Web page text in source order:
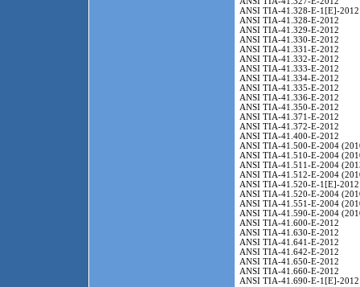
ANSI TIA-41.328-E-1[E]-2012
ANSI TIA-41.328-E-2012
ANSI TIA-41.329-E-2012
ANSI TIA-41.330-E-2012
ANSI TIA-41.331-E-2012
ANSI TIA-41.332-E-2012
ANSI TIA-41.333-E-2012
ANSI TIA-41.334-E-2012
ANSI TIA-41.335-E-2012
ANSI TIA-41.336-E-2012
ANSI TIA-41.350-E-2012
ANSI TIA-41.371-E-2012
ANSI TIA-41.372-E-2012
ANSI TIA-41.400-E-2012
ANSI TIA-41.500-E-2004
ANSI TIA-41.510-E-2004
ANSI TIA-41.511-E-2004
ANSI TIA-41.512-E-2004
ANSI TIA-41.520-E-1[E]-2012
ANSI TIA-41.520-E-2004
ANSI TIA-41.551-E-2004
ANSI TIA-41.590-E-2004
ANSI TIA-41.600-E-2012
ANSI TIA-41.630-E-2012
ANSI TIA-41.641-E-2012
ANSI TIA-41.642-E-2012
ANSI TIA-41.650-E-2012
ANSI TIA-41.660-E-2012
ANSI TIA-41.690-E-1[E]-2012